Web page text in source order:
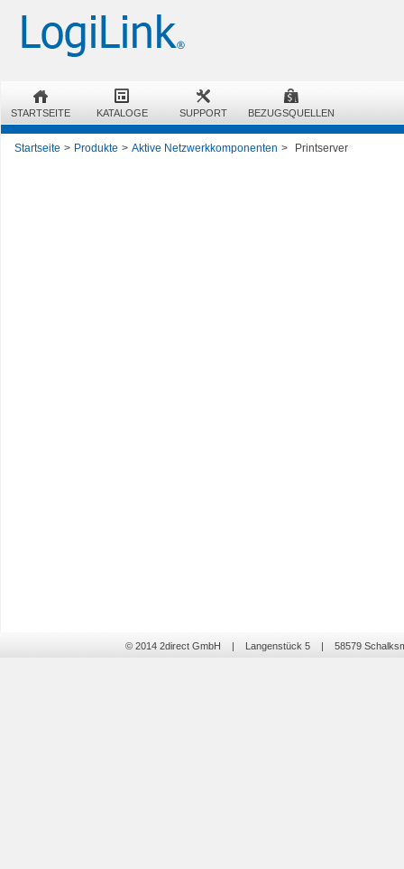
STARTSEITE KATALOGE SUPPORT BEZUGSQUELLEN
Startseite > Produkte > Aktive Netzwerkkomponenten > Printserver
© 2014 2direct GmbH | Langenstück 5 | 58579